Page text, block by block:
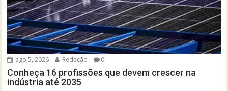
ago 5, 2026 Redação 0
Conheça 16 profissões que devem crescer na
indústria até 2035